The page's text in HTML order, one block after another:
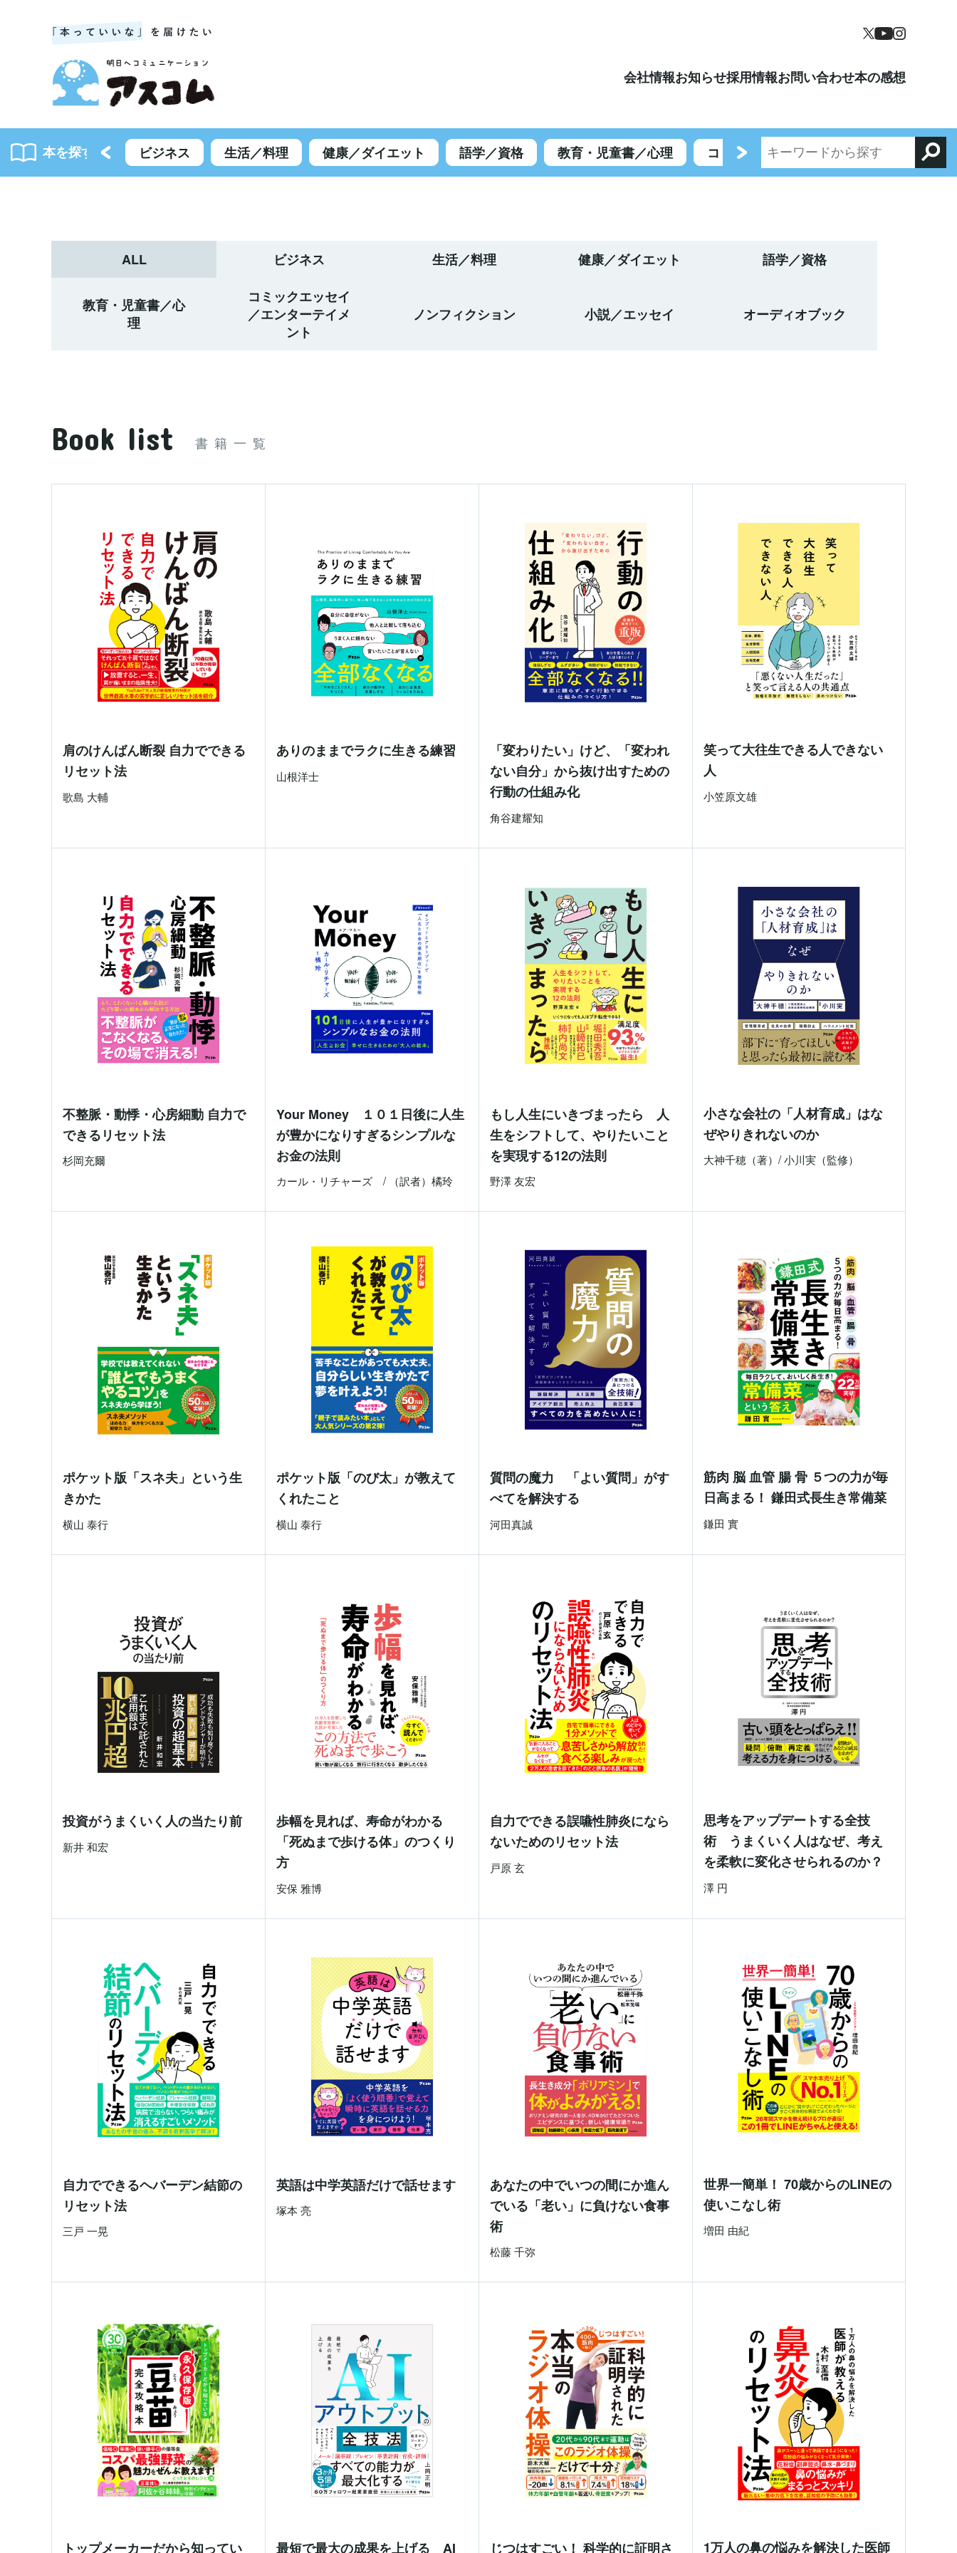
会社情報お知らせ採用情報お問い合わせ本の感想
本を探す
書籍一覧 ビジネス 生活／料理 健康／ダイエット 語学／資格 教育・児童書／心理 コミックエッセイ／エンターテイメント
ALL ビジネス 生活／料理 健康／ダイエット 語学／資格
教育・児童書／心
理
コミックエッセイ
／エンターテイメ
ント
ノンフィクション 小説／エッセイ オーディオブック
Book list 書籍一覧
肩のけんばん断裂 自力でできる
リセット法
歌島 大輔
ありのままでラクに生きる練習
山根洋士
「変わりたい」けど、「変われ
ない自分」から抜け出すための
行動の仕組み化
⻆谷建耀知
笑って大往生できる人できない
人
小笠原文雄
不整脈・動悸・心房細動 自力で
できるリセット法
杉岡充爾
Your Money １０１日後に人生
が豊かになりすぎるシンプルな
お金の法則
カール・リチャーズ / （訳者）橘玲
もし人生にいきづまったら 人
生をシフトして、やりたいこと
を実現する12の法則
野澤 友宏
小さな会社の「人材育成」はな
ぜやりきれないのか
大神千穂（著）/ 小川実（監修）
ポケット版「スネ夫」という生
きかた
横山 泰行
ポケット版「のび太」が教えて
くれたこと
横山 泰行
質問の魔力 「よい質問」がす
べてを解決する
河田真誠
筋肉 脳 血管 腸 骨 ５つの力が毎
日高まる！ 鎌田式長生き常備菜
鎌田 實
投資がうまくいく人の当たり前
新井 和宏
歩幅を見れば、寿命がわかる
「死ぬまで歩ける体」のつくり
方
安保 雅博
自力でできる誤嚥性肺炎になら
ないためのリセット法
戸原 玄
思考をアップデートする全技
術 うまくいく人はなぜ、考え
を柔軟に変化させられるのか？
澤 円
自力でできるヘバーデン結節の
リセット法
三戸 一晃
英語は中学英語だけで話せます
塚本 亮
あなたの中でいつの間にか進ん
でいる「老い」に負けない食事
術
松藤 千弥
世界一簡単！ 70歳からのLINEの
使いこなし術
増田 由紀
トップメーカーだから知ってい 最短で最大の成果を上げる AI じつはすごい！ 科学的に証明さ 1万人の鼻の悩みを解決した医師